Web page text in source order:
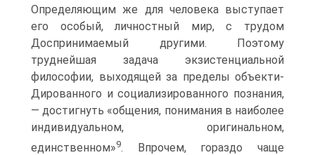
Определяющим же для человека выступает
его особый, личностный мир, с трудом
Доспринимаемый другими. Поэтому
труднейшая задача экзистенциальной
философии, выходящей за пределы объекти-
Дированного и социализированного познания,
— достигнуть «общения, понимания в наиболее
индивидуальном, оригинальном,
единственном»9. Впрочем, гораздо чаще